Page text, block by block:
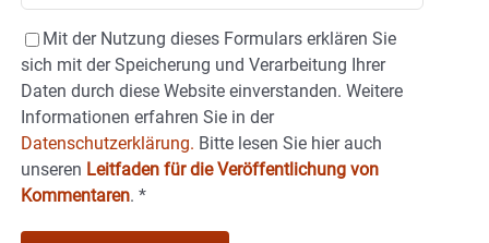
Mit der Nutzung dieses Formulars erklären Sie
sich mit der Speicherung und Verarbeitung Ihrer
Daten durch diese Website einverstanden. Weitere
Informationen erfahren Sie in der
Datenschutzerklärung. Bitte lesen Sie hier auch
unseren Leitfaden für die Veröffentlichung von
Kommentaren. *